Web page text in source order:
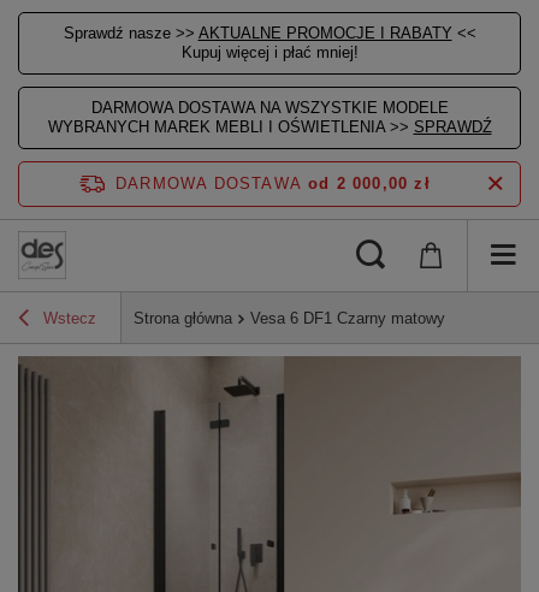
Sprawdź nasze >> AKTUALNE PROMOCJE I RABATY <<
Kupuj więcej i płać mniej!
DARMOWA DOSTAWA NA WSZYSTKIE MODELE
WYBRANYCH MAREK MEBLI I OŚWIETLENIA >> SPRAWDŹ
DARMOWA DOSTAWA od 2 000,00 zł
Wstecz Strona główna Vesa 6 DF1 Czarny matowy